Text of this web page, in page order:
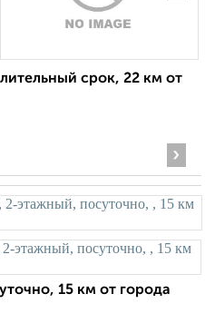
срок, 22 км от
›
15 км от города